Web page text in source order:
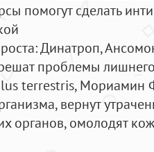
помогут сделать
: Динатроп,
проблемы
terrestris, Мориамин
вернут
органов, омолодят